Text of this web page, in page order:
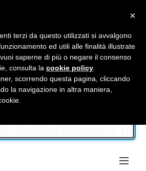
×
terzi da questo utilizzati si avvalgono
ed utili alle finalità illustrate
saperne di più o negare il consenso
consulta la cookie policy
scorrendo questa pagina, cliccando
la navigazione in altra maniera,